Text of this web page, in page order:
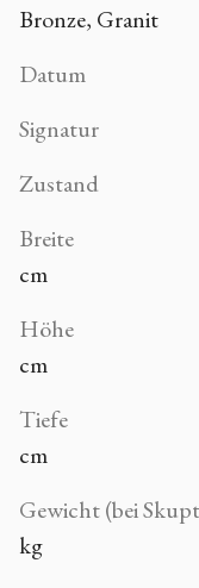
Bronze, Granit
Datum
Signatur
Zustand
Breite
cm
Höhe
cm
Tiefe
cm
Gewicht (bei
kg